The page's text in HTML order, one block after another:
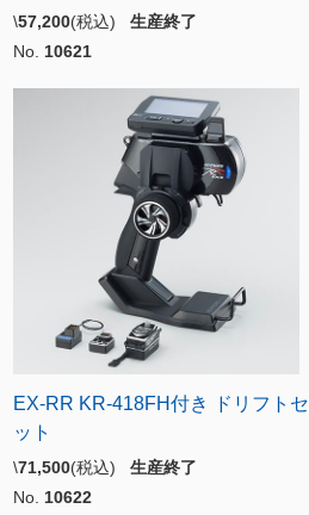
\57,200(税込) 生産終了
No. 10621
EX-RR KR-418FH付き ドリフトセ
ット
\71,500(税込) 生産終了
No. 10622